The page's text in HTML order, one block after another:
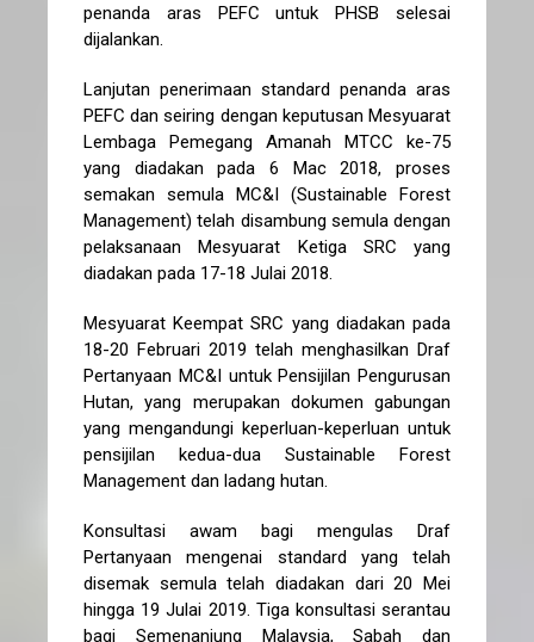
penanda aras PEFC untuk PHSB selesai
dijalankan.
Lanjutan penerimaan standard penanda aras
PEFC dan seiring dengan keputusan Mesyuarat
Lembaga Pemegang Amanah MTCC ke-75
yang diadakan pada 6 Mac 2018, proses
semakan semula MC&I (Sustainable Forest
Management) telah disambung semula dengan
pelaksanaan Mesyuarat Ketiga SRC yang
diadakan pada 17-18 Julai 2018.
Mesyuarat Keempat SRC yang diadakan pada
18-20 Februari 2019 telah menghasilkan Draf
Pertanyaan MC&I untuk Pensijilan Pengurusan
Hutan, yang merupakan dokumen gabungan
yang mengandungi keperluan-keperluan untuk
pensijilan kedua-dua Sustainable Forest
Management dan ladang hutan.
Konsultasi awam bagi mengulas Draf
Pertanyaan mengenai standard yang telah
disemak semula telah diadakan dari 20 Mei
hingga 19 Julai 2019. Tiga konsultasi serantau
bagi Semenanjung Malaysia, Sabah dan